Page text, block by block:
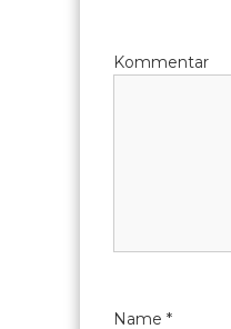
r
Kommentar
Name *